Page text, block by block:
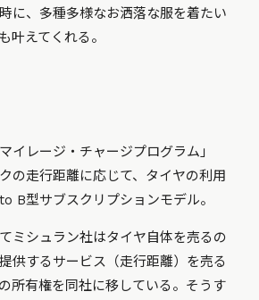
に、多種多様なお洒落な服を着たい
叶えてくれる。
イレージ・チャージプログラム」
の走行距離に応じて、タイヤの利用
B型サブスクリプションモデル。
ミシュラン社はタイヤ自体を売るの
供するサービス（走行距離）を売る
所有権を同社に移している。そうす